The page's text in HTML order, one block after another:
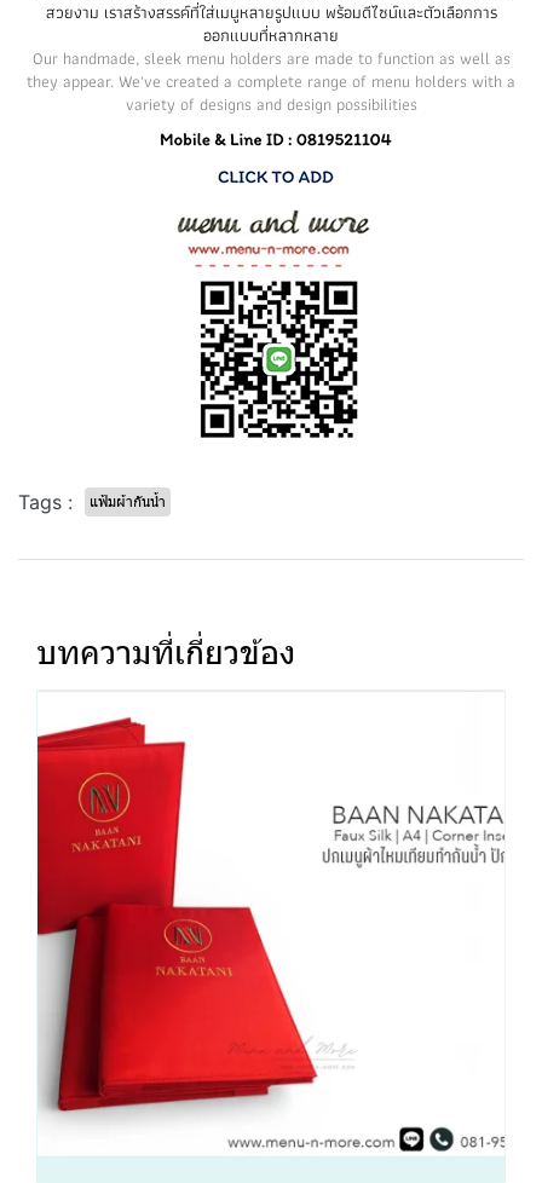
สวยงาม เราสร้างสรรค์ที่ใส่เมนูหลายรูปแบบ พร้อมดีไซน์และตัวเลือกการ
ออกแบบที่หลากหลาย
Our handmade, sleek menu holders are made to function as well as
they appear. We've created a complete range of menu holders with a
variety of designs and design possibilities
Tags : แฟ้มผ้ากันน้ำ
บทความที่เกี่ยวข้อง